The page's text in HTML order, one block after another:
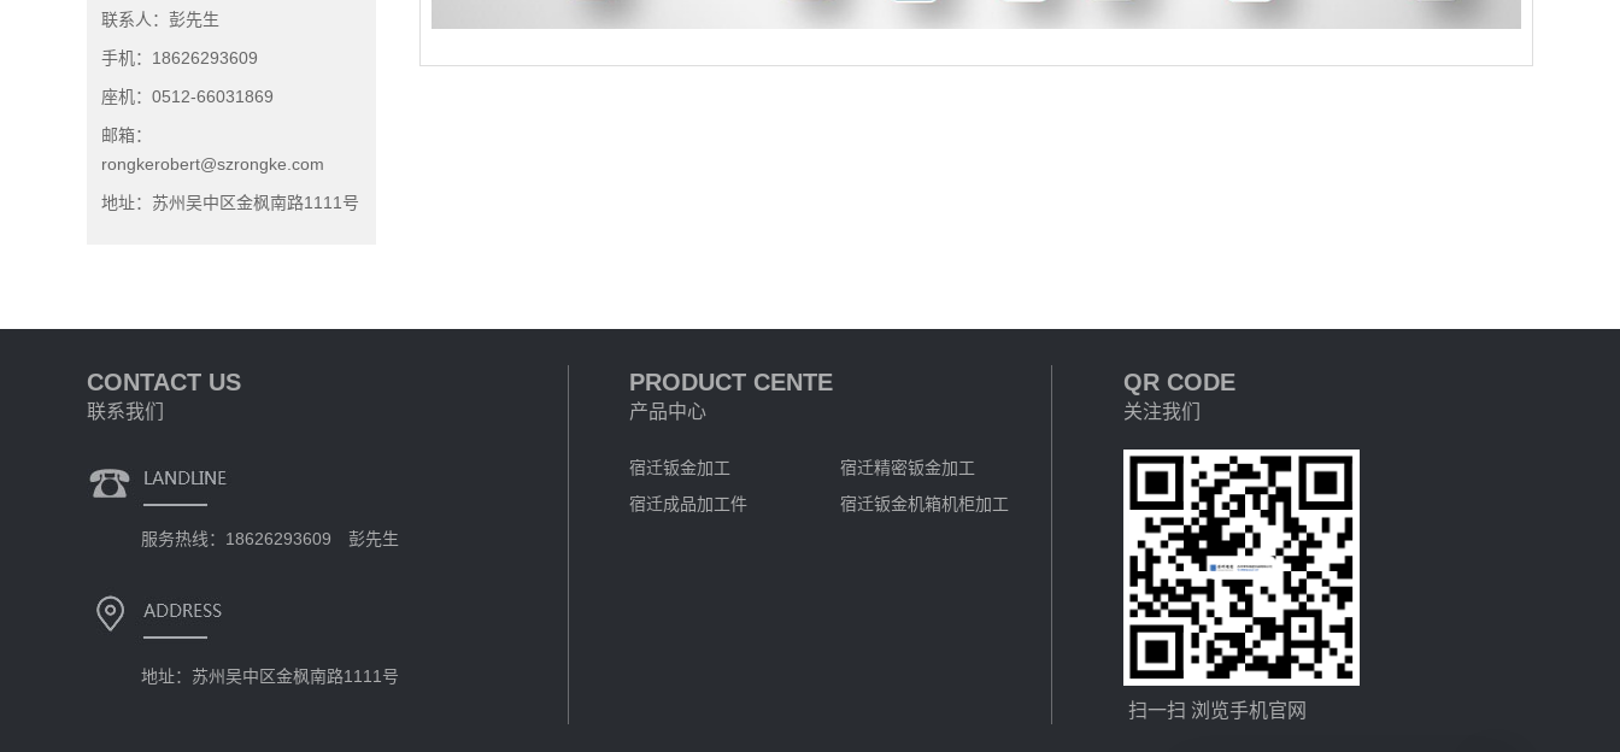
联系人：彭先生
手机：18626293609
座机：0512-66031869
邮箱：
rongkerobert@szrongke.com
地址：苏州吴中区金枫南路1111号
CONTACT US
联系我们
服务热线：18626293609 彭先生
地址：苏州吴中区金枫南路1111号
PRODUCT CENTE
产品中心
宿迁钣金加工
宿迁精密钣金加工
宿迁成品加工件
宿迁钣金机箱机柜加工
QR CODE
关注我们
扫一扫 浏览手机官网